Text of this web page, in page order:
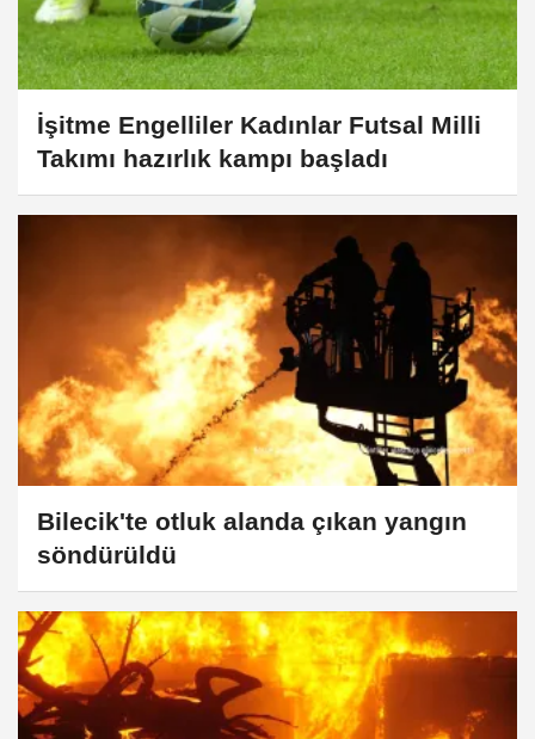
İşitme Engelliler Kadınlar Futsal Milli
Takımı hazırlık kampı başladı
Bilecik'te otluk alanda çıkan yangın
söndürüldü